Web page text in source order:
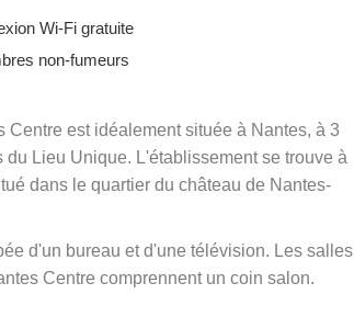
Wi-Fi gratuite
non-fumeurs
est idéalement située à Nantes, à 3
Lieu Unique. L'établissement se trouve à
dans le quartier du château de Nantes-
d'un bureau et d'une télévision. Les salles
Centre comprennent un coin salon.